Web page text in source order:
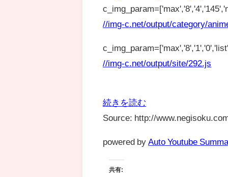
//img-c.net/output/category/
//img-c.net/output/site/292.js
続きを読む
Source: http://
powered by Auto Youtube
共有: